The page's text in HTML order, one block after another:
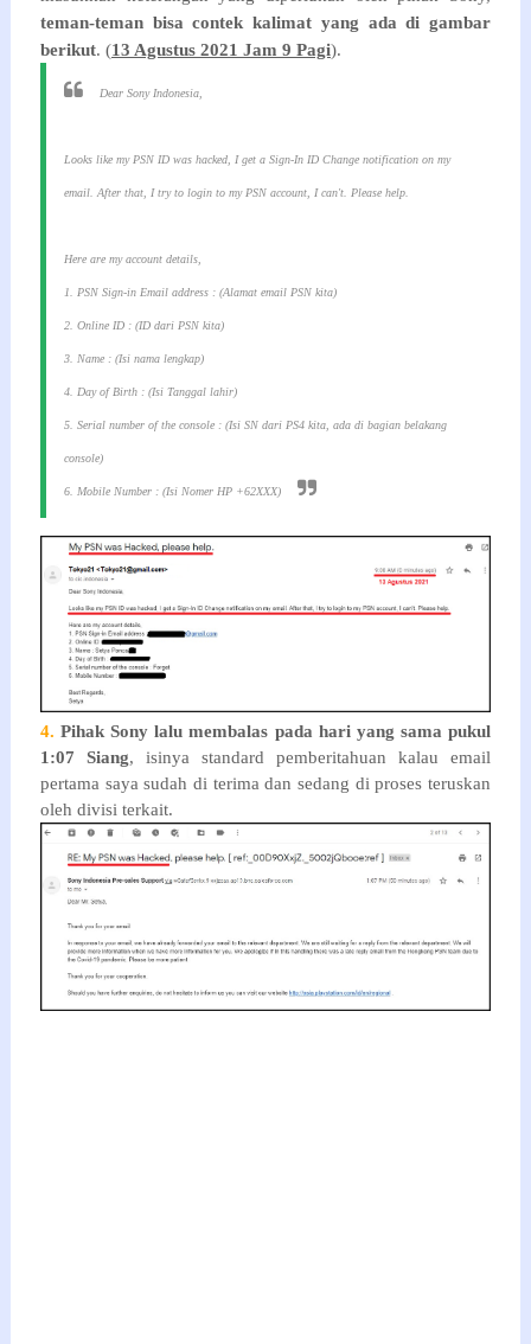
teman-teman bisa contek kalimat yang ada di gambar
berikut. (13 Agustus 2021 Jam 9 Pagi).
Dear Sony Indonesia,
Looks like my PSN ID was hacked, I get a Sign-In ID Change notification on my
email. After that, I try to login to my PSN account, I can't. Please help.
Here are my account details,
1. PSN Sign-in Email address : (Alamat email PSN kita)
2. Online ID : (ID dari PSN kita)
3. Name : (Isi nama lengkap)
4. Day of Birth : (Isi Tanggal lahir)
5. Serial number of the console : (Isi SN dari PS4 kita, ada di bagian belakang
console)
6. Mobile Number : (Isi Nomer HP +62XXX)
4.Pihak Sony lalu membalas pada hari yang sama pukul
1:07 Siang, isinya standard pemberitahuan kalau email
pertama saya sudah di terima dan sedang di proses teruskan
oleh divisi terkait.